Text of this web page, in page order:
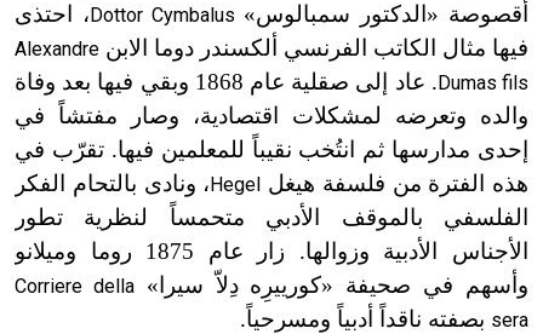
أقصوصة «الدكتور سمبالوس» Dottor Cymbalus ، احتذى
فيها مثال الكاتب الفرنسي ألكسندر دوما الابن Alexandre
Dumas fils
. عاد إلى صقلية عام 1868 وبقي فيها بعد وفاة
والده وتعرضه لمشكلات اقتصادية، وصار مفتشاً في
إحدى مدارسها ثم انتُخب نقيباً للمعلمين فيها. تقرّب في
هذه الفترة من فلسفة هيغل Hegel ، ونادى بالتحام الفكر
الفلسفي بالموقف الأدبي متحمساً لنظرية تطور
الأجناس الأدبية وزوالها. زار عام 1875 روما وميلانو
وأسهم في صحيفة «كورييرِه دِلاّ سيرا»Corriere della
sera بصفته ناقداً أدبياً ومسرحياً.